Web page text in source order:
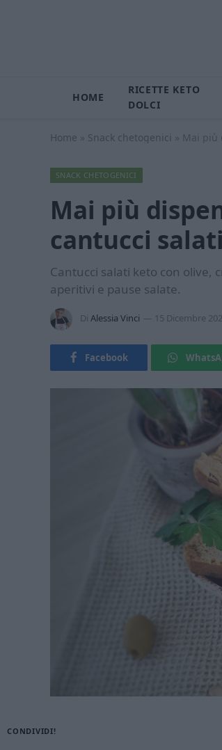
HOME
RICETTE KETO
DOLCI
Home » Snack chetogenici » Mai più
SNACK CHETOGENICI
Mai più
cantucci
Cantucci salati keto con olive,
aperitivi e pause salate.
Di Alessia Vinci 15 Dicembre
Facebook
CONDIVIDI!